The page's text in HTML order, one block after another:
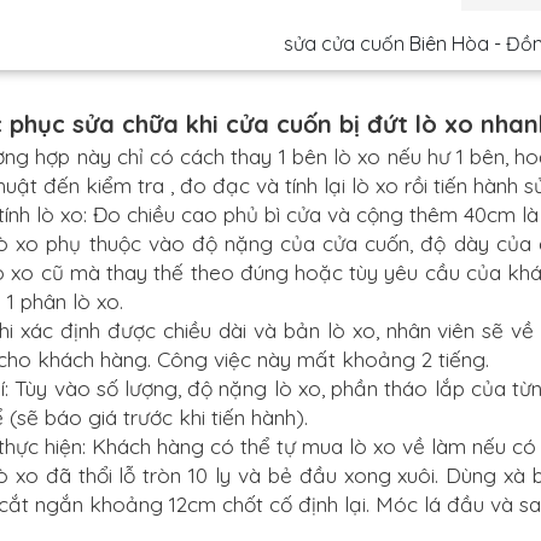
sửa cửa cuốn Biên Hòa -
phục sửa chữa khi cửa cuốn bị đứt lò xo
hợp này chỉ có cách thay 1 bên lò xo nếu hư 1 bên,
đến kiểm tra , đo đạc và tính lại lò xo rồi tiến hành
lò xo: Đo chiều cao phủ bì cửa và cộng thêm 40cm
xo phụ thuộc vào độ nặng của cửa cuốn, độ dày
xo cũ mà thay thế theo đúng hoặc tùy yêu cầu của
1 phân lò xo.
xác định được chiều dài và bản lò xo, nhân viên sẽ
khách hàng. Công việc này mất khoảng 2 tiếng.
Tùy vào số lượng, độ nặng lò xo, phần tháo lắp của
(sẽ báo giá trước khi tiến hành).
hiện: Khách hàng có thể tự mua lò xo về làm nếu có
xo đã thổi lỗ tròn 10 ly và bẻ đầu xong xuôi. Dùng
ngắn khoảng 12cm chốt cố định lại. Móc lá đầu và